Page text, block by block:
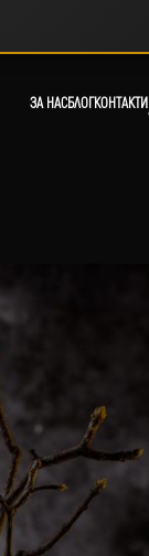
ЗА НАСБЛОГКОНТАКТИ